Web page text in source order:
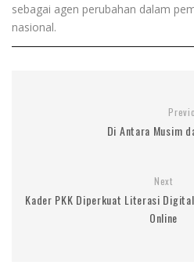
sebagai agen perubahan dalam
nasional.
Di Antara Musim
Next
Kader PKK Diperkuat Literasi
Online